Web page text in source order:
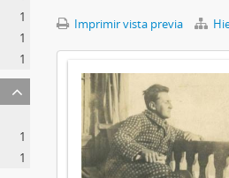
1
1
1
1
1
Imprimir vista previa